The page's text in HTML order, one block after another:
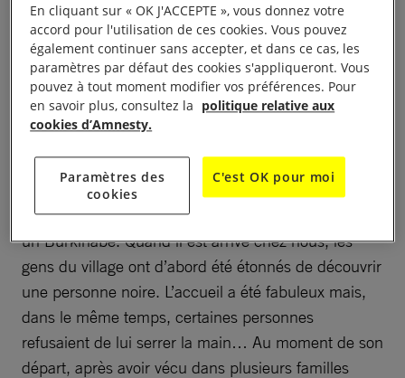
Je suis originaire d’un village dans le Finistère Nord.
Quand j’étais enfant, mes parents ont accueilli Félix,
un Burkinabé. Quand il est arrivé chez nous, les
gens du village ont d’abord été étonnés de découvrir
une personne noire. L’accueil a été fabuleux mais,
dans le même temps, certaines personnes
refusaient de lui serrer la main… Au moment de son
départ, après avoir vécu dans plusieurs familles
En cliquant sur « OK J'ACCEPTE », vous donnez votre
accord pour l'utilisation de ces cookies. Vous pouvez
également continuer sans accepter, et dans ce cas, les
paramètres par défaut des cookies s'appliqueront. Vous
pouvez à tout moment modifier vos préférences. Pour
en savoir plus, consultez la politique relative aux
cookies d’Amnesty.
Paramètres des
cookies
C'est OK pour moi